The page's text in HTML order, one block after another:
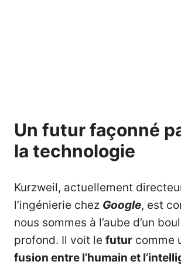
Un futur façonné
la technologie
Kurzweil, actuellement
l’ingénierie chez Google, est
nous sommes à l’aube d’un
profond. Il voit le futur comme
fusion entre l’humain et